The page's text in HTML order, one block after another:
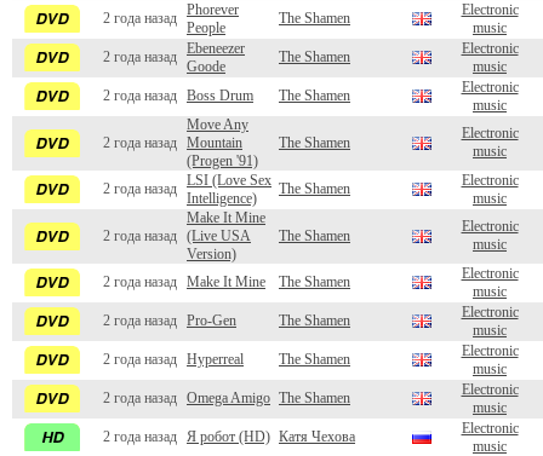
2 года назад
Phorever
People
The Shamen
Electronic
music
2 года назад
Ebeneezer
Goode
The Shamen
Electronic
music
2 года назад
Boss Drum The Shamen
Electronic
music
2 года назад
Move Any
Mountain
(Progen '91)
The Shamen
Electronic
music
2 года назад
LSI (Love Sex
Intelligence)
The Shamen
Electronic
music
2 года назад
Make It Mine
(Live USA
Version)
The Shamen
Electronic
music
2 года назад Make It Mine The Shamen
Electronic
music
2 года назад
Pro-Gen The Shamen
Electronic
music
2 года назад
Hyperreal The Shamen
Electronic
music
2 года назад
Omega Amigo The Shamen
Electronic
music
2 года назад
Я робот (HD) Катя Чехова
Electronic
music